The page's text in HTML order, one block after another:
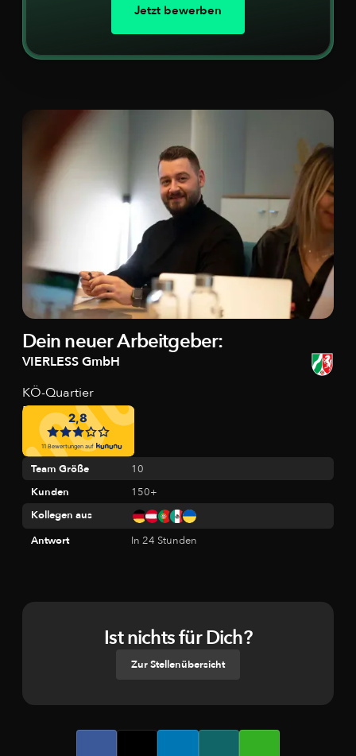
Jetzt bewerben
Dein neuer Arbeitgeber:
VIERLESS GmbH
KÖ-Quartier
Breite Str. 22
40213 Düsseldorf
Deutschland
Team Größe
10
Kunden
150+
Kollegen aus
Antwort
In 24 Stunden
Ist nichts für Dich?
Zur Stellenübersicht